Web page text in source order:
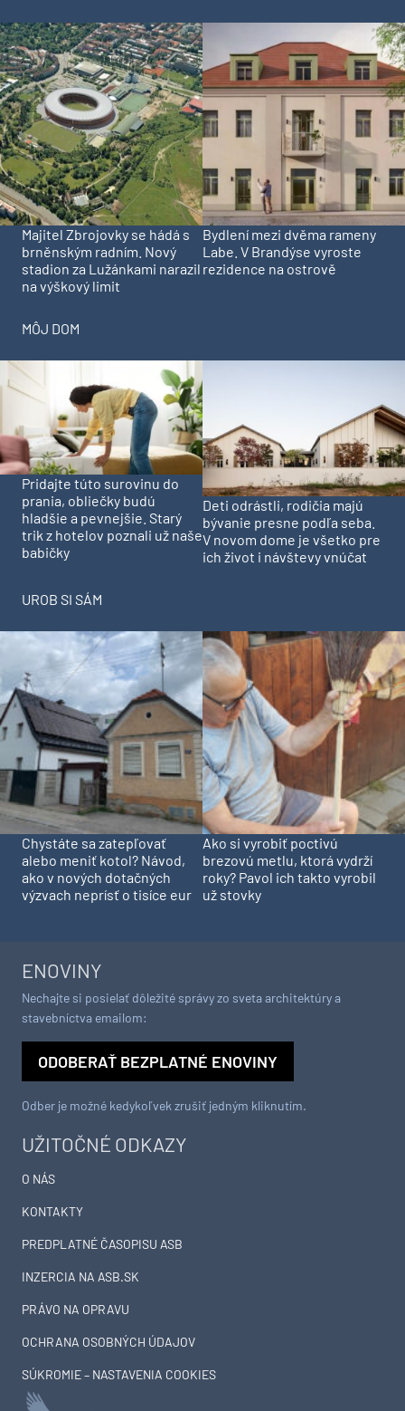
Majitel Zbrojovky se hádá s
brněnským radním. Nový
stadion za Lužánkami narazil
na výškový limit
Bydlení mezi dvěma rameny
Labe. V Brandýse vyroste
rezidence na ostrově
MÔJ DOM
Pridajte túto surovinu do
prania, obliečky budú
hladšie a pevnejšie. Starý
trik z hotelov poznali už naše
babičky
Deti odrástli, rodičia majú
bývanie presne podľa seba.
V novom dome je všetko pre
ich život i návštevy vnúčat
UROB SI SÁM
Chystáte sa zatepľovať
alebo meniť kotol? Návod,
ako v nových dotačných
výzvach neprísť o tisíce eur
Ako si vyrobiť poctivú
brezovú metlu, ktorá vydrží
roky? Pavol ich takto vyrobil
už stovky
UŽITOČNÉ ODKAZY
O NÁS
KONTAKTY
PREDPLATNÉ ČASOPISU ASB
INZERCIA NA ASB.SK
PRÁVO NA OPRAVU
OCHRANA OSOBNÝCH ÚDAJOV
SÚKROMIE – NASTAVENIA COOKIES
ENOVINY
Nechajte si posielať dôležité správy zo sveta architektúry a
stavebníctva emailom:
ODOBERAŤ BEZPLATNÉ ENOVINY
Odber je možné kedykoľvek zrušiť jedným kliknutím.